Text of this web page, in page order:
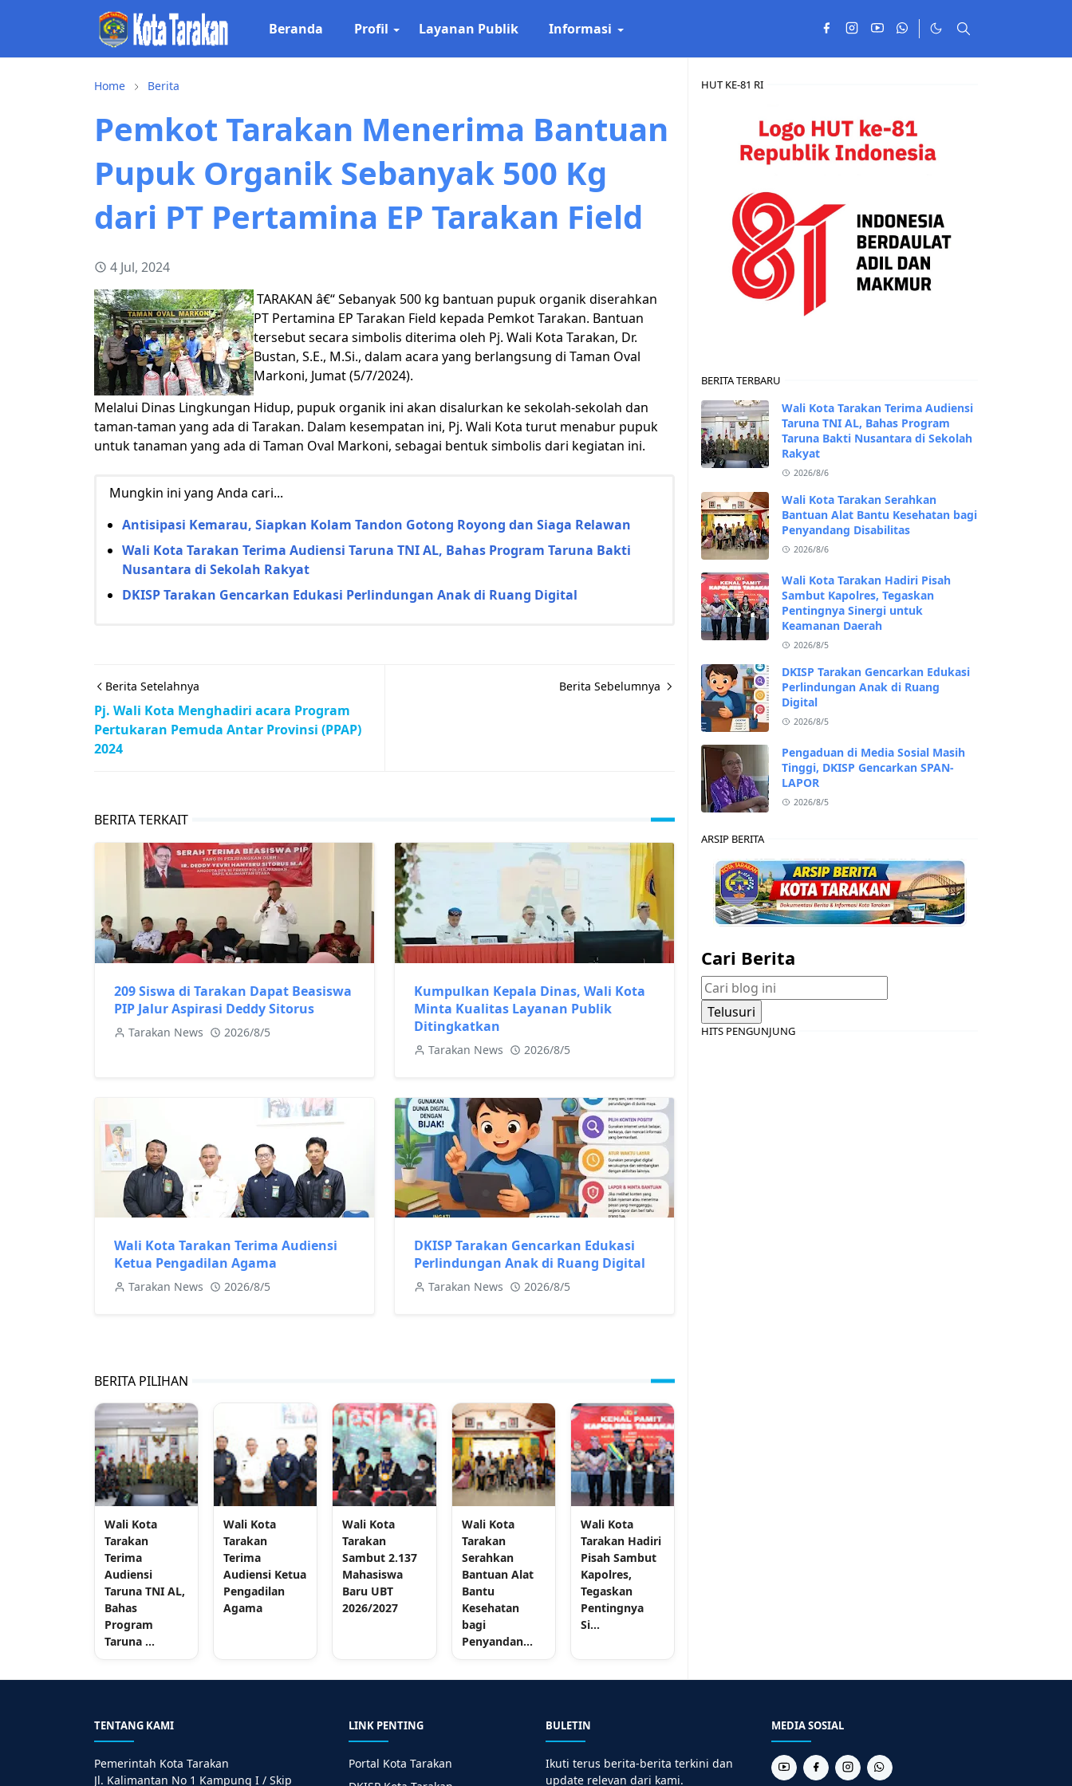
Beranda Profil Layanan Publik Informasi
Home Berita
Pemkot Tarakan Menerima Bantuan
Pupuk Organik Sebanyak 500 Kg
dari PT Pertamina EP Tarakan Field
4 Jul, 2024
TARAKAN â€“ Sebanyak 500 kg bantuan pupuk organik diserahkan
PT Pertamina EP Tarakan Field kepada Pemkot Tarakan. Bantuan
tersebut secara simbolis diterima oleh Pj. Wali Kota Tarakan, Dr.
Bustan, S.E., M.Si., dalam acara yang berlangsung di Taman Oval
Markoni, Jumat (5/7/2024).
Melalui Dinas Lingkungan Hidup, pupuk organik ini akan disalurkan ke sekolah-sekolah dan
taman-taman yang ada di Tarakan. Dalam kesempatan ini, Pj. Wali Kota turut menabur pupuk
untuk tanaman yang ada di Taman Oval Markoni, sebagai bentuk simbolis dari kegiatan ini.
Mungkin ini yang Anda cari...
Antisipasi Kemarau, Siapkan Kolam Tandon Gotong Royong dan Siaga Relawan
Wali Kota Tarakan Terima Audiensi Taruna TNI AL, Bahas Program Taruna Bakti
Nusantara di Sekolah Rakyat
DKISP Tarakan Gencarkan Edukasi Perlindungan Anak di Ruang Digital
Berita Setelahnya
Pj. Wali Kota Menghadiri acara Program
Pertukaran Pemuda Antar Provinsi (PPAP)
2024
Berita Sebelumnya
BERITA TERKAIT
209 Siswa di Tarakan Dapat Beasiswa
PIP Jalur Aspirasi Deddy Sitorus
Tarakan News 2026/8/5
Kumpulkan Kepala Dinas, Wali Kota
Minta Kualitas Layanan Publik
Ditingkatkan
Tarakan News 2026/8/5
Wali Kota Tarakan Terima Audiensi
Ketua Pengadilan Agama
Tarakan News 2026/8/5
DKISP Tarakan Gencarkan Edukasi
Perlindungan Anak di Ruang Digital
Tarakan News 2026/8/5
BERITA PILIHAN
Wali Kota
Tarakan
Terima
Audiensi
Taruna TNI AL,
Bahas
Program
Taruna ...
Wali Kota
Tarakan
Terima
Audiensi Ketua
Pengadilan
Agama
Wali Kota
Tarakan
Sambut 2.137
Mahasiswa
Baru UBT
2026/2027
Wali Kota
Tarakan
Serahkan
Bantuan Alat
Bantu
Kesehatan
bagi
Penyandan...
Wali Kota
Tarakan Hadiri
Pisah Sambut
Kapolres,
Tegaskan
Pentingnya
Si...
HUT KE-81 RI
BERITA TERBARU
Wali Kota Tarakan Terima Audiensi
Taruna TNI AL, Bahas Program
Taruna Bakti Nusantara di Sekolah
Rakyat
2026/8/6
Wali Kota Tarakan Serahkan
Bantuan Alat Bantu Kesehatan bagi
Penyandang Disabilitas
2026/8/6
Wali Kota Tarakan Hadiri Pisah
Sambut Kapolres, Tegaskan
Pentingnya Sinergi untuk
Keamanan Daerah
2026/8/5
DKISP Tarakan Gencarkan Edukasi
Perlindungan Anak di Ruang
Digital
2026/8/5
Pengaduan di Media Sosial Masih
Tinggi, DKISP Gencarkan SPAN-
LAPOR
2026/8/5
ARSIP BERITA
Cari Berita
HITS PENGUNJUNG
TENTANG KAMI
Pemerintah Kota Tarakan
Jl. Kalimantan No 1 Kampung I / Skip
LINK PENTING
Portal Kota Tarakan
BULETIN
Ikuti terus berita-berita terkini dan
update relevan dari kami.
MEDIA SOSIAL